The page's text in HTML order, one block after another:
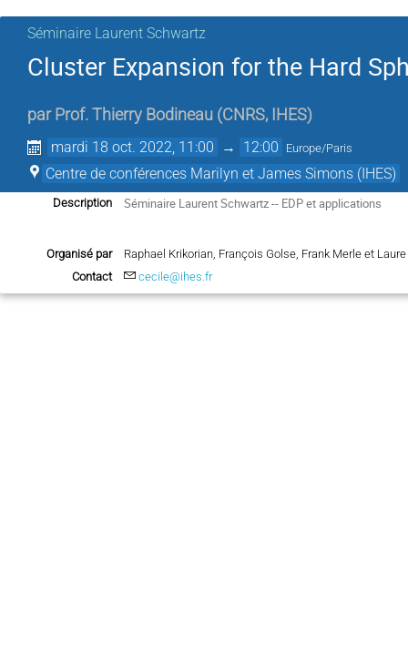
Séminaire Laurent Schwartz
Cluster Expansion for the Hard
par Prof. Thierry Bodineau (CNRS, IHES)
mardi 18 oct. 2022, 11:00 → 12:00 Europe/Paris
Centre de conférences Marilyn et James Simons (IHES)
Description Séminaire Laurent Schwartz -- EDP et applications
Organisé par
Raphael Krikorian, François Golse, Frank Merle et
Contact
cecile@ihes.fr